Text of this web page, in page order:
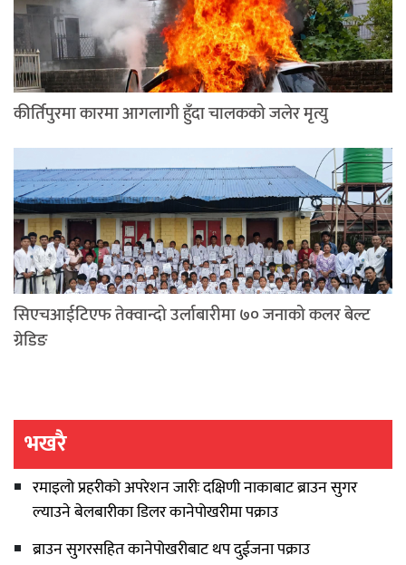
कीर्तिपुरमा कारमा आगलागी हुँदा चालकको जलेर मृत्यु
सिएचआईटिएफ तेक्वान्दो उर्लाबारीमा ७० जनाको कलर बेल्ट
ग्रेडिङ
भखरै
रमाइलो प्रहरीको अपरेशन जारीः दक्षिणी नाकाबाट ब्राउन सुगर
ल्याउने बेलबारीका डिलर कानेपोखरीमा पक्राउ
ब्राउन सुगरसहित कानेपोखरीबाट थप दुईजना पक्राउ